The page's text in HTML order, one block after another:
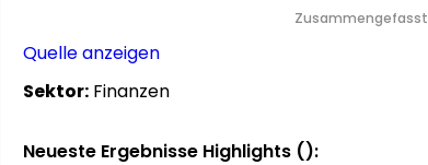
Zusammengefasst
Quelle anzeigen
Sektor: Finanzen
Neueste Ergebnisse Highlights ():